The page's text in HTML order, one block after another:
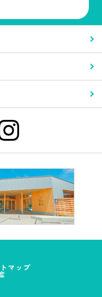
な場合であって、お客
のために特に必要があ
困難である場合
る上で、協力する必要
ご自身の情報の開示を
ご自身の情報の利用停
いただいた方がご本人
囲で利用停止又は消去
は消去した場合、不本意
げます。
については、利用停止
マップ